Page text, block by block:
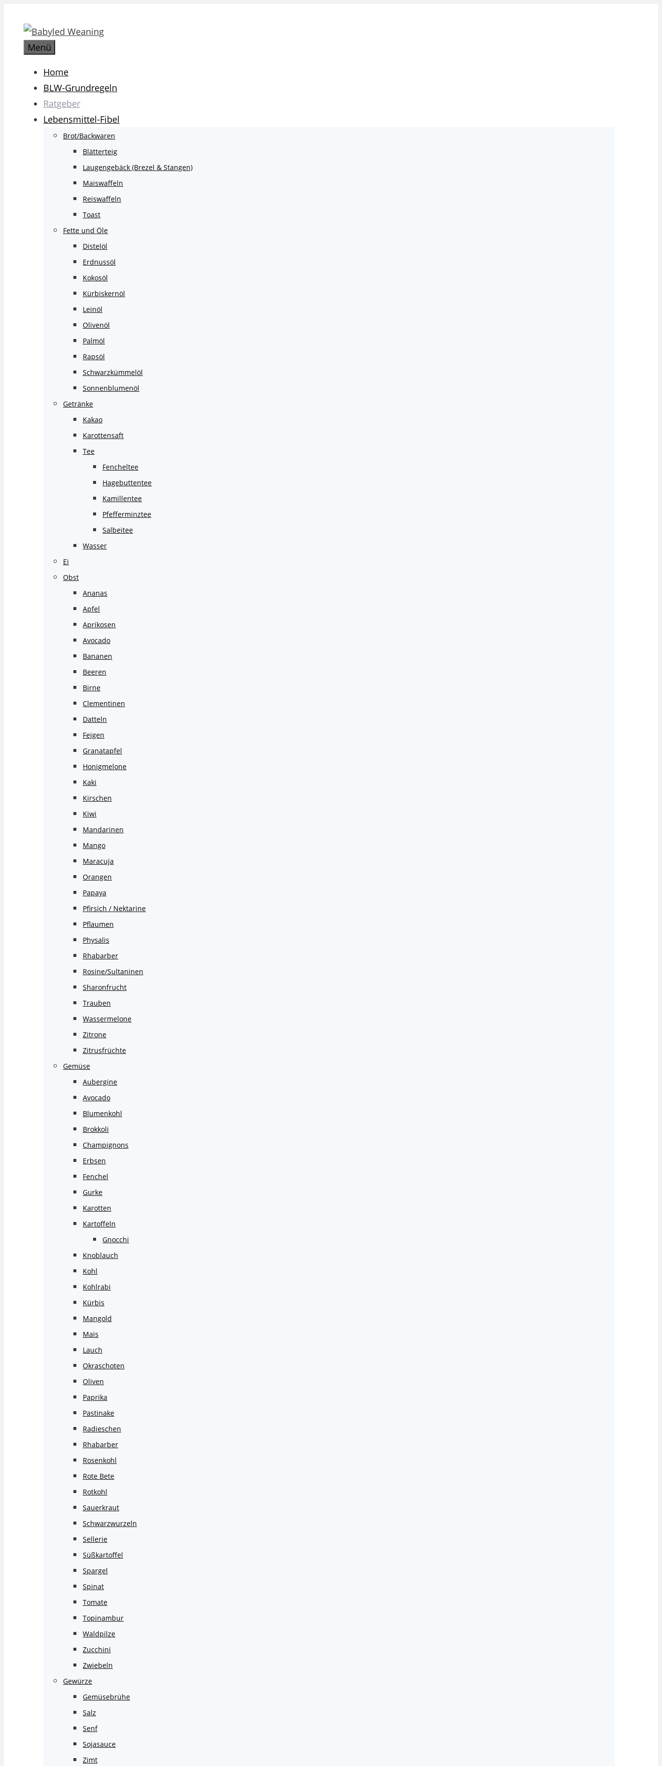
Inhalt
springenMenü
Home
BLW-Grundregeln
Ratgeber
Lebensmittel-Fibel
Brot/Backwaren
Blätterteig
Laugengebäck (Brezel & Stangen)
Maiswaffeln
Reiswaffeln
Toast
Fette und Öle
Distelöl
Erdnussöl
Kokosöl
Kürbiskernöl
Leinöl
Olivenöl
Palmöl
Rapsöl
Schwarzkümmelöl
Sonnenblumenöl
Getränke
Kakao
Karottensaft
Tee
Fencheltee
Hagebuttentee
Kamillentee
Pfefferminztee
Salbeitee
Wasser
Ei
Obst
Ananas
Apfel
Aprikosen
Avocado
Bananen
Beeren
Birne
Clementinen
Datteln
Feigen
Granatapfel
Honigmelone
Kaki
Kirschen
Kiwi
Mandarinen
Mango
Maracuja
Orangen
Papaya
Pfirsich / Nektarine
Pflaumen
Physalis
Rhabarber
Rosine/Sultaninen
Sharonfrucht
Trauben
Wassermelone
Zitrone
Zitrusfrüchte
Gemüse
Aubergine
Avocado
Blumenkohl
Brokkoli
Champignons
Erbsen
Fenchel
Gurke
Karotten
Kartoffeln
Gnocchi
Knoblauch
Kohl
Kohlrabi
Kürbis
Mangold
Mais
Lauch
Okraschoten
Oliven
Paprika
Pastinake
Radieschen
Rhabarber
Rosenkohl
Rote Bete
Rotkohl
Sauerkraut
Schwarzwurzeln
Sellerie
Süßkartoffel
Spargel
Spinat
Tomate
Topinambur
Waldpilze
Zucchini
Zwiebeln
Gewürze
Gemüsebrühe
Salz
Senf
Sojasauce
Zimt